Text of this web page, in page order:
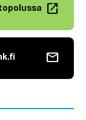
launch
mail